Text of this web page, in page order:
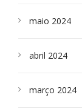
maio 2024
abril 2024
março 2024